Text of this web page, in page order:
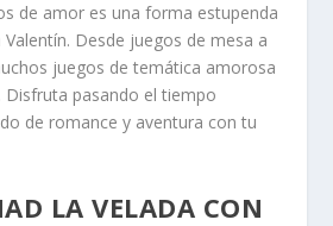
de amor es una forma estupenda
Valentín. Desde juegos de mesa a
juegos de temática amorosa
Disfruta pasando el tiempo
de romance y aventura con tu
LA VELADA CON